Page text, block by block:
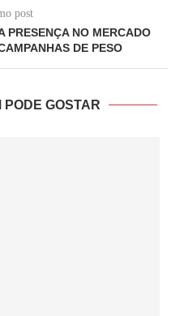
post
PRESENÇA NO MERCADO
DE PESO
GOSTAR